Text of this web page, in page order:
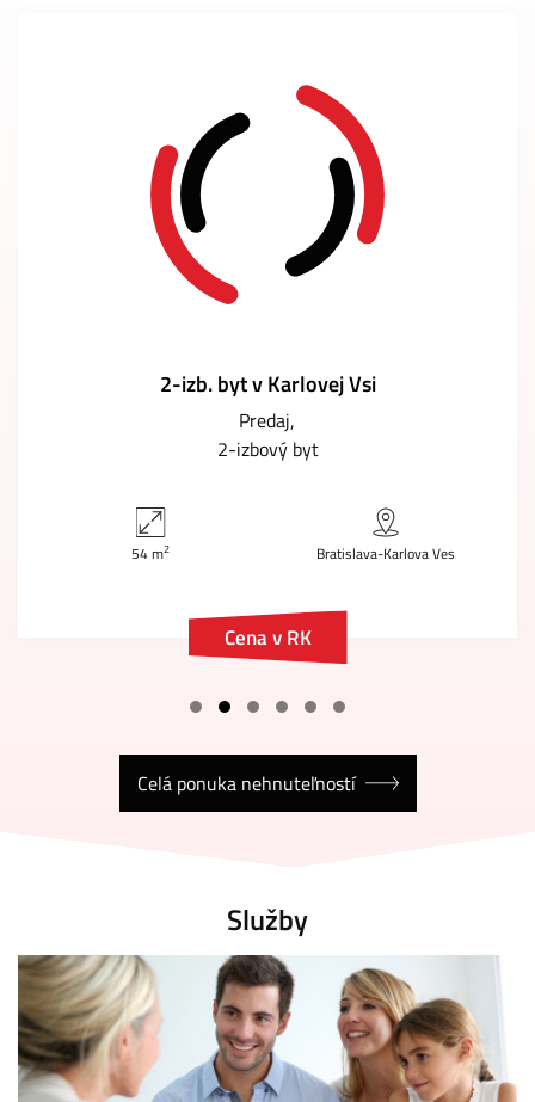
2-izb. byt v Karlovej Vsi
Predaj
2-izbový byt
54 m2 Bratislava-Karlova Ves
Cena v RK
Celá ponuka nehnuteľností
Služby